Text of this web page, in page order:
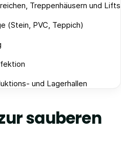
Treppenhäusern und Lifts
(Stein, PVC, Teppich)
und Lagerhallen
sauberen